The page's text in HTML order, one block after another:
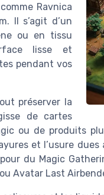
Ravnica
Il s’agit d’un
ou en tissu
lisse et
pendant vos
préserver la
de cartes
ou de produits
et l’usure
du Magic
Avatar Last